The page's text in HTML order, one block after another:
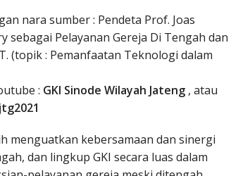
nara sumber : Pendeta Prof. Joas
sebagai Pelayanan Gereja Di Tengah dan
(topik : Pemanfaatan Teknologi dalam
: GKI Sinode Wilayah Jateng , atau
menguatkan kebersamaan dan sinergi
dan lingkup GKI secara luas dalam